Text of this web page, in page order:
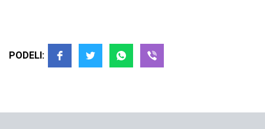
PODELI: